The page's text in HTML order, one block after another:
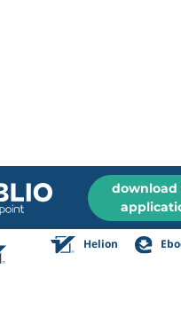
download
Helion